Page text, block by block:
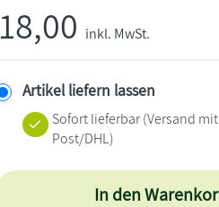
18,00 inkl. MwSt.
Artikel liefern lassen
Sofort lieferbar(Versand
Post/DHL)
In den